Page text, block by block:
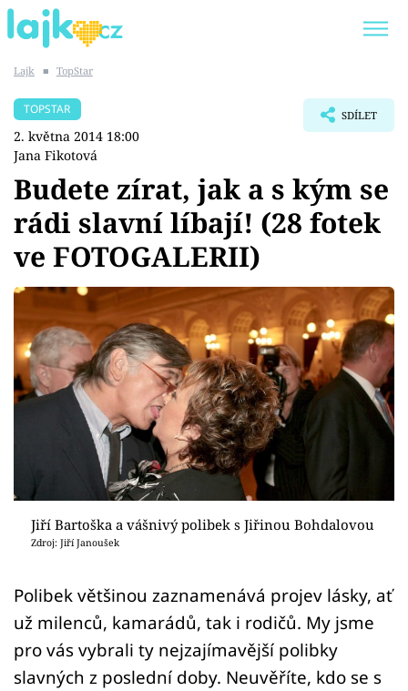
SHOPAHOLICADEL
Témata
Showbyznys
Youtubeři
Virály
Sex a vztahy
Sledujte prima+
Přihlášení
Sledujte nás
Lajk ■ TopStar
TOPSTAR
2. května 2014 18:00
Jana Fikotová
SDÍLET
Budete zírat, jak a s kým se
rádi slavní líbají! (28 fotek
ve FOTOGALERII)
Jiří Bartoška a vášnivý polibek s Jiřinou Bohdalovou
Zdroj: Jiří Janoušek
Polibek většinou zaznamenává projev lásky, ať
už milenců, kamarádů, tak i rodičů. My jsme
pro vás vybrali ty nejzajímavější polibky
slavných z poslední doby. Neuvěříte, kdo se s